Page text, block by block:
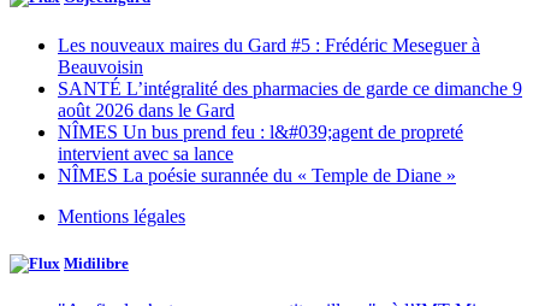
Les nouveaux maires du Gard #5 : Frédéric Meseguer à
Beauvoisin
SANTÉ L’intégralité des pharmacies de garde ce dimanche 9
août 2026 dans le Gard
NÎMES Un bus prend feu : l&#039;agent de propreté
intervient avec sa lance
NÎMES La poésie surannée du « Temple de Diane »
Mentions légales
Midilibre